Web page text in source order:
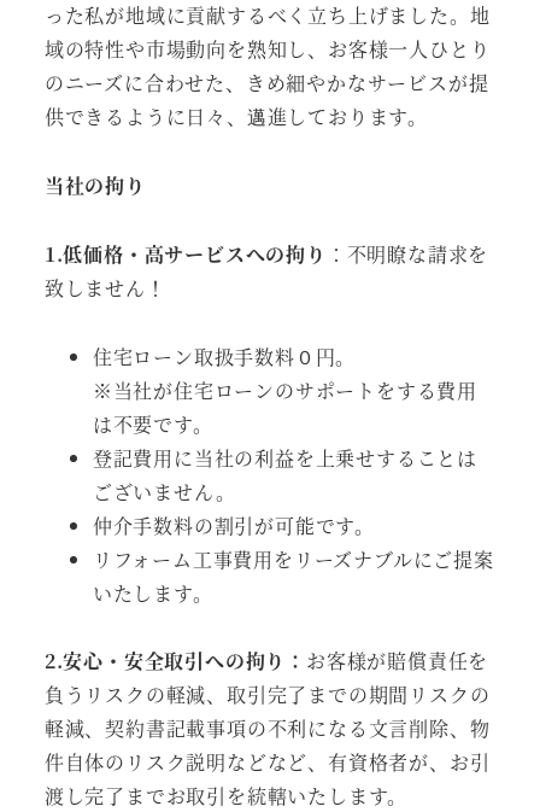
った私が地域に貢献するべく立ち上げました。地
域の特性や市場動向を熟知し、お客様一人ひとり
のニーズに合わせた、きめ細やかなサービスが提
供できるように日々、邁進しております。
当社の拘り
1.低価格・高サービスへの拘り ：不明瞭な請求を
致しません！
住宅ローン取扱手数料０円。
※当社が住宅ローンのサポートをする費用
は不要です。
登記費用に当社の利益を上乗せすることは
ございません。
仲介手数料の割引が可能です。
リフォーム工事費用をリーズナブルにご提案
いたします。
2.安心・安全取引への拘り： お客様が賠償責任を
負うリスクの軽減、取引完了までの期間リスクの
軽減、契約書記載事項の不利になる文言削除、物
件自体のリスク説明などなど、有資格者が、お引
渡し完了までお取引を統轄いたします。